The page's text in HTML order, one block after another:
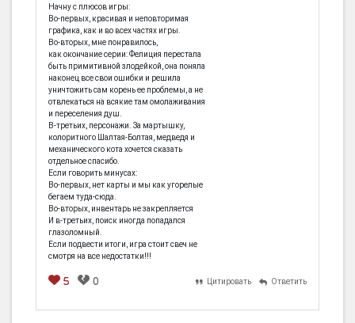
Начну с плюсов игры:
Во-первых, красивая и неповторимая
графика, как и во всех частях игры.
Во-вторых, мне понравилось,
как окончание серии: Фелиция перестала
быть примитивной злодейкой, она поняла
наконец все свои ошибки и решила
уничтожить сам корень ее проблемы, а не
отвлекаться на всякие там омолаживания
и переселения душ.
В-третьих, персонажи. За мартышку,
колоритного Шалтая-Болтая, медведя и
механического кота хочется сказать
отдельное спасибо.
Если говорить минусах:
Во-первых, нет карты и мы как угорелые
бегаем туда-сюда.
Во-вторых, инвентарь не закрепляется
И в-третьих, поиск иногда попадался
глазоломный.
Если подвести итоги, игра стоит свеч не
смотря на все недостатки!!!
5 0 Цитировать Ответить